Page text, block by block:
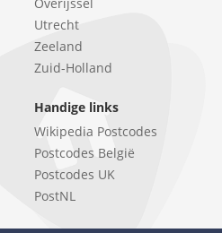
Utrecht
Zeeland
Zuid-Holland
Handige links
Wikipedia Postcodes
Postcodes België
Postcodes UK
PostNL